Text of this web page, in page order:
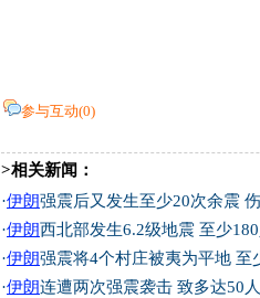
参与互动(0)
>相关新闻：
·伊朗强震后又发生至少20次余震
·伊朗西北部发生6.2级地震 至少
·伊朗强震将4个村庄被夷为平地 至
·伊朗连遭两次强震袭击 致多达50